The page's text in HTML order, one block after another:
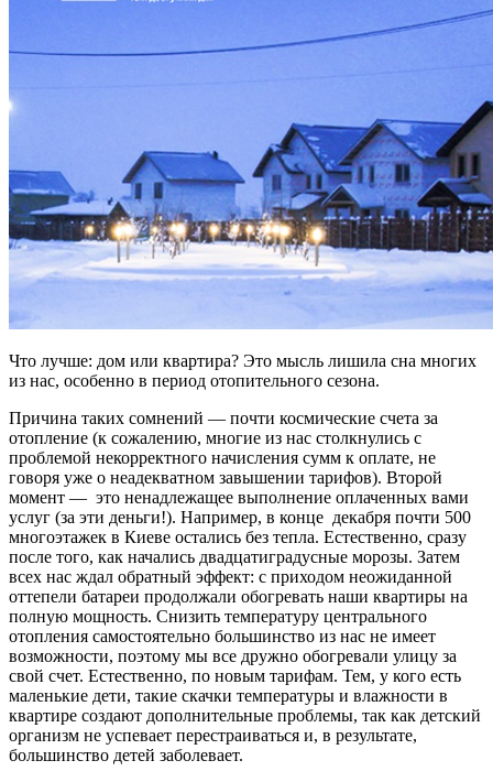
Что лучше: дом или квартира? Это мысль лишила сна многих
из нас, особенно в период отопительного сезона.
Причина таких сомнений — почти космические счета за
отопление (к сожалению, многие из нас столкнулись с
проблемой некорректного начисления сумм к оплате, не
говоря уже о неадекватном завышении тарифов). Второй
момент — это ненадлежащее выполнение оплаченных вами
услуг (за эти деньги!). Например, в конце декабря почти 500
многоэтажек в Киеве остались без тепла. Естественно, сразу
после того, как начались двадцатиградусные морозы. Затем
всех нас ждал обратный эффект: с приходом неожиданной
оттепели батареи продолжали обогревать наши квартиры на
полную мощность. Снизить температуру центрального
отопления самостоятельно большинство из нас не имеет
возможности, поэтому мы все дружно обогревали улицу за
свой счет. Естественно, по новым тарифам. Тем, у кого есть
маленькие дети, такие скачки температуры и влажности в
квартире создают дополнительные проблемы, так как детский
организм не успевает перестраиваться и, в результате,
большинство детей заболевает.